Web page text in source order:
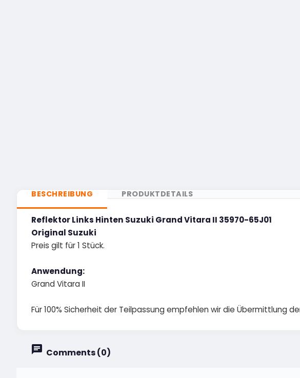
BESCHREIBUNG PRODUKTDETAILS
Reflektor Links Hinten Suzuki Grand Vitara II 35970-65J01
Original Suzuki
Preis gilt für 1 Stück.
Anwendung:
Grand Vitara II
Für 100% Sicherheit der Teilpassung empfehlen wir die Übermittlung
Comments (0)